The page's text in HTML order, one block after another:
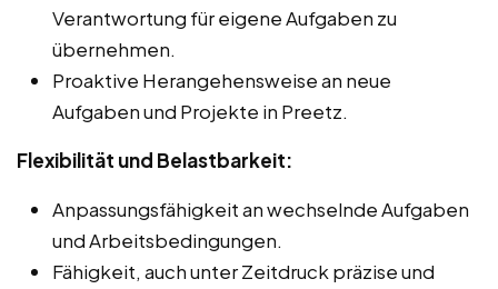
Verantwortung für eigene Aufgaben zu
übernehmen.
Proaktive Herangehensweise an neue
Aufgaben und Projekte in Preetz.
Flexibilität und Belastbarkeit:
Anpassungsfähigkeit an wechselnde Aufgaben
und Arbeitsbedingungen.
Fähigkeit, auch unter Zeitdruck präzise und